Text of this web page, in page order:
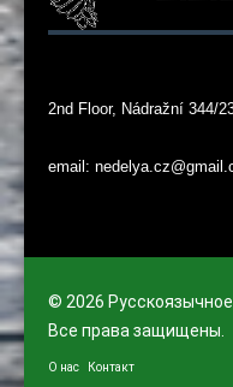
2nd Floor, Nádražní 344/
email:
© 2026
Все права защищены.
О нас Контакт